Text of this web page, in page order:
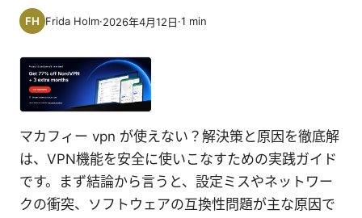
Frida Holm·2026年4月12日·1 min
マカフィー vpn が使えない？解決策と原因を徹底解
は、VPN機能を安全に使いこなすための実践ガイド
です。まず結論から言うと、設定ミスやネットワー
クの衝突、ソフトウェアの互換性問題が主な原因で